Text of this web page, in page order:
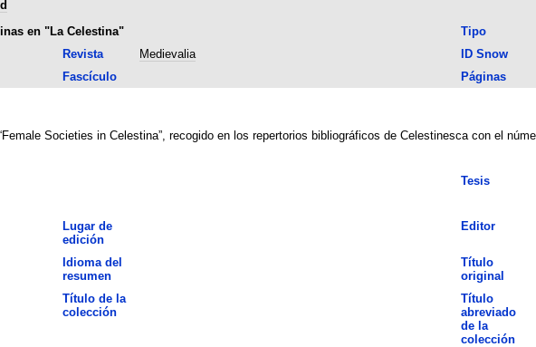
en "La Celestina" Tipo
Revista Medievalia ID Snow
Fascículo Páginas
Societies in Celestina”, recogido en los repertorios bibliográficos de Celestinesca con el
Tesis
Lugar de
edición
Editor
Idioma del
resumen
Título
original
Título de la
colección
Título
abreviado
de la
colección